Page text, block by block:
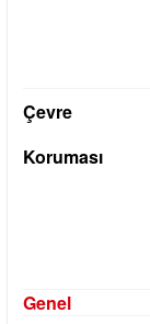
Çevre
Koruması
Genel